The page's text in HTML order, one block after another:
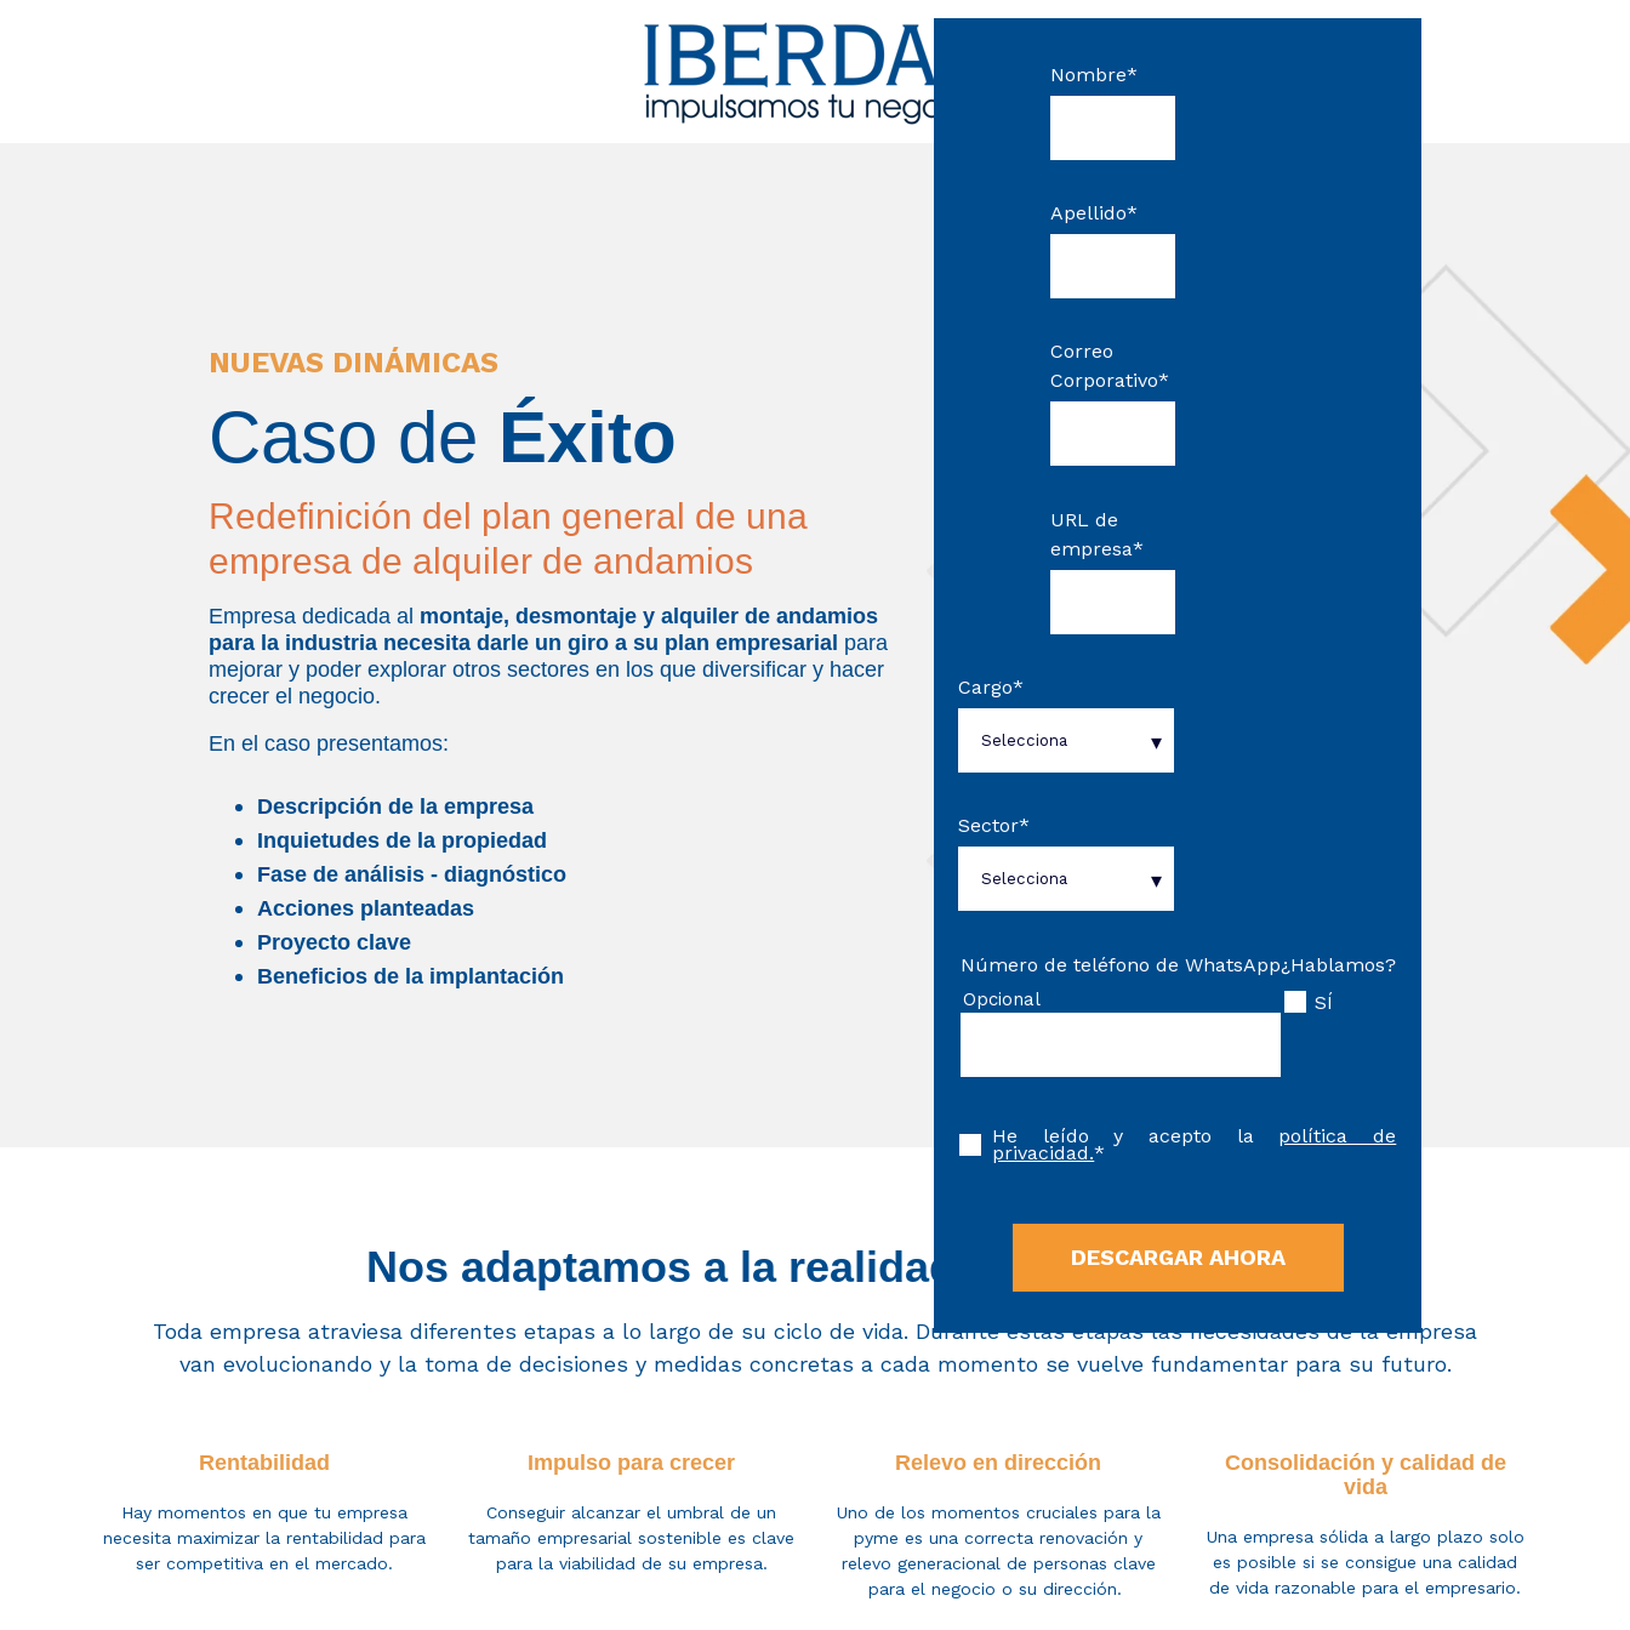
NUEVAS DINÁMICAS
Caso de Éxito
Redefinición del plan general de una
empresa de alquiler de andamios
Empresa dedicada al montaje, desmontaje y alquiler de andamios
para la industria necesita darle un giro a su plan empresarial para
mejorar y poder explorar otros sectores en los que diversificar y hacer
crecer el negocio.
En el caso presentamos:
Descripción de la empresa
Inquietudes de la propiedad
Fase de análisis - diagnóstico
Acciones planteadas
Proyecto clave
Beneficios de la implantación
Nombre*
Apellido*
Correo
Corporativo*
URL de
empresa*
Cargo*
Sector*
Número de teléfono de WhatsApp
Opcional
¿Hablamos?
SÍ
He leído y acepto la política de
privacidad.*
Nos adaptamos a la realidad de tu empresa
Toda empresa atraviesa diferentes etapas a lo largo de su ciclo de vida. Durante estas etapaslas necesidades de la empresa
van evolucionando y la toma de decisiones y medidas concretas a cada momento se vuelvefundamentar para su futuro.
Rentabilidad
Hay momentos en que tu empresa
necesita maximizar la rentabilidad para
ser competitiva en el mercado.
Impulso para crecer
Conseguir alcanzar el umbral de un
tamaño empresarial sostenible es clave
para la viabilidad de su empresa.
Relevo en dirección
Uno de los momentos cruciales para la
pyme esuna correcta renovación y
relevo generacional de personas clave
para el negocio o su dirección.
Consolidación y calidad de
vida
Una empresa sólida a largo plazo solo
es posible si se consigue una calidad
de vida razonable para el empresario.